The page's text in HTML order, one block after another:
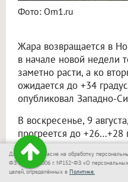
Фото: Om1.ru
Жара возвращается в
в начале новой недели
заметно расти, а ко
ожидается до +34
опубликовал Западно-
В воскресенье, 9
прогреется до +26…+28
половине дня местами
дождь, а порывы ветра
в секунду.
Даю своё согласие на обработку
ФЗ от 27.07.2006 г. №152-ФЗ «О
целей, определённых в Политике.